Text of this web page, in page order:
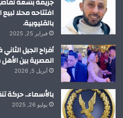
افتتاحه محلا
بالقليوبية.
فبراير 25, 2025
أفراح الجيل
المصرية بين
أبريل 5, 2026
بالأسماء.. حركة
يوليو 26, 2025